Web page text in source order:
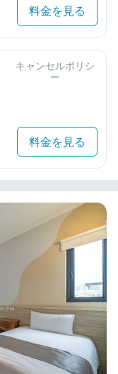
料金を見る
キャンセルポリシ
ー
料金を見る